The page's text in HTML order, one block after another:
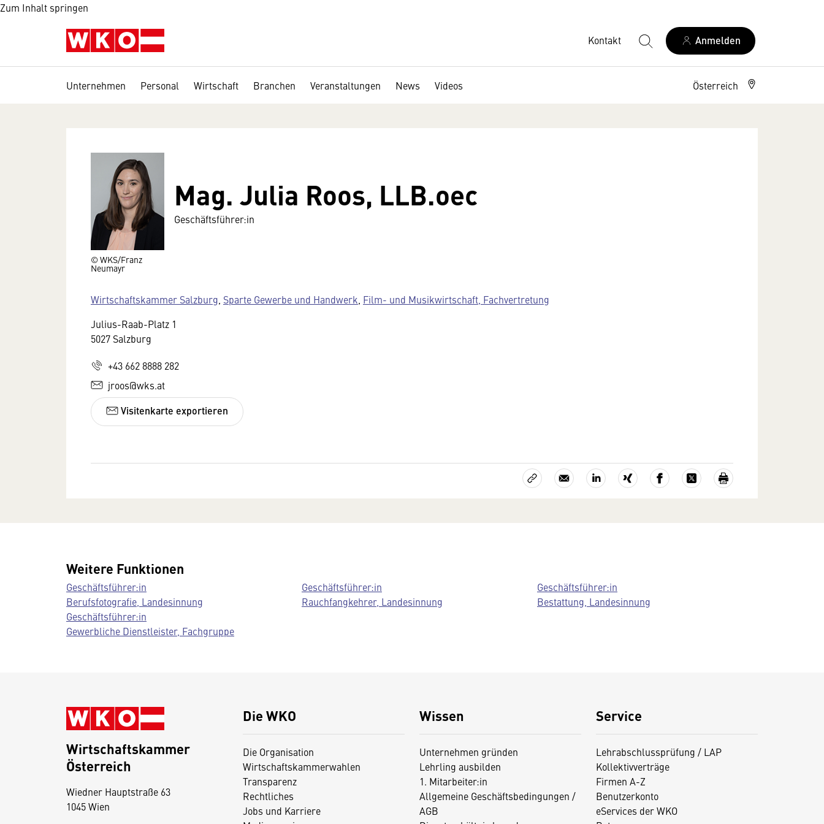
Zum Inhalt springen
Kontakt Anmelden
Unternehmen Personal Wirtschaft Branchen Veranstaltungen News Videos Österreich
© WKS/Franz
Neumayr
Mag. Julia Roos, LLB.oec
Geschäftsführer:in
Wirtschaftskammer Salzburg Sparte Gewerbe und Handwerk Film- und Musikwirtschaft, Fachvertretung
Julius-Raab-Platz 1
5027 Salzburg
+43 662 8888 282
jroos@wks.at
Visitenkarte exportieren
Weitere Funktionen
Geschäftsführer:in
Berufsfotografie, Landesinnung
Geschäftsführer:in
Rauchfangkehrer, Landesinnung
Geschäftsführer:in
Bestattung, Landesinnung
Geschäftsführer:in
Gewerbliche Dienstleister, Fachgruppe
Die WKO
Die Organisation
Wirtschaftskammerwahlen
Transparenz
Rechtliches
Jobs und Karriere
Wissen
Unternehmen gründen
Lehrling ausbilden
1. Mitarbeiter:in
Allgemeine Geschäftsbedingungen /
AGB
Service
Lehrabschlussprüfung / LAP
Kollektivverträge
Firmen A-Z
Benutzerkonto
eServices der WKO
Wirtschaftskammer
Österreich
Wiedner Hauptstraße 63
1045 Wien